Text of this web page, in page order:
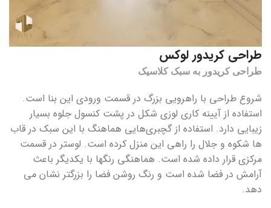
طراحی کریدور لوکس
طراحی کریدور به سبک کلاسیک
شروع طراحی با راهرویی بزرگ در قسمت ورودی این بنا است.
استفاده از آیینه کاری لوزی شکل در پشت کنسول جلوه بسیار
زیبایی دارد. استفاده از گچبری‌هایی هماهنگ با این سبک در قاب
ها شکوه و جلال را راهی این منزل کرده است. لوستر در قسمت
مرکزی قرار داده شده است. هماهنگی رنگها با یکدیگر باعث
آرامش در فضا شده است و رنگ روشن فضا را بزرگتر نشان می
دهد.